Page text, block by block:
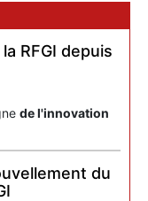
RFGI depuis
de l'innovation
du